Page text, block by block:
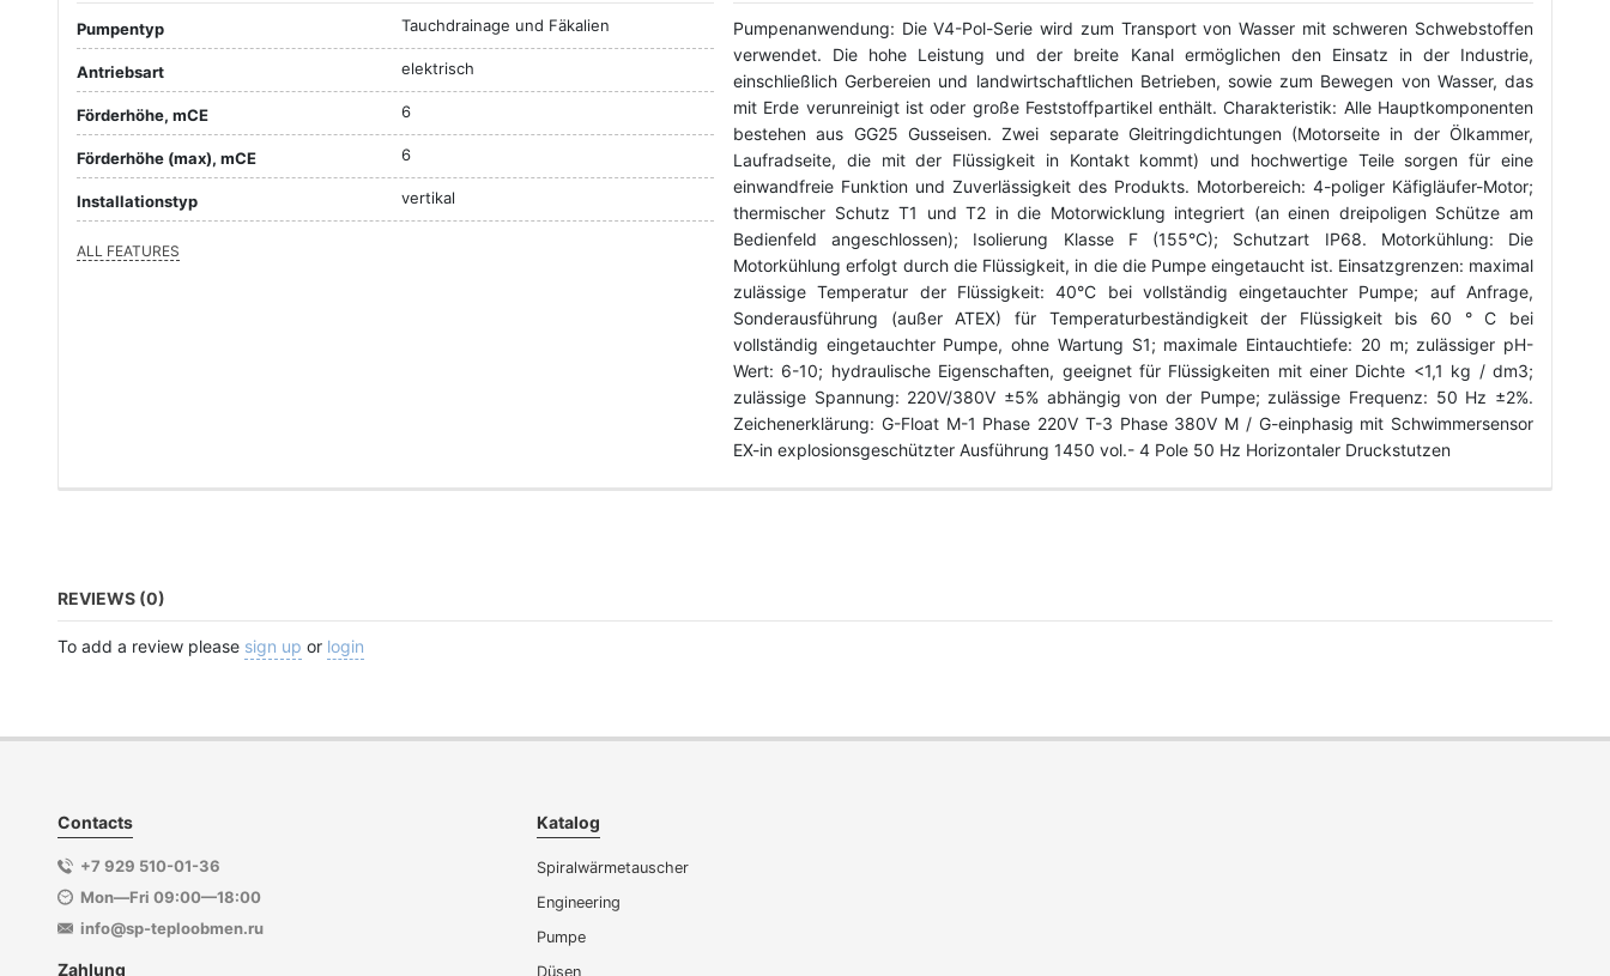
Pumpentyp Tauchdrainage und Fäkalien
Antriebsart elektrisch
Förderhöhe, mCE 6
Förderhöhe (max), mCE 6
Installationstyp vertikal
ALL FEATURES
Pumpenanwendung: Die V4-Pol-Serie wird zum Transport von Wasser mit schweren Schwebstoffen
verwendet. Die hohe Leistung und der breite Kanal ermöglichen den Einsatz in der Industrie,
einschließlich Gerbereien und landwirtschaftlichen Betrieben, sowie zum Bewegen von Wasser, das
mit Erde verunreinigt ist oder große Feststoffpartikel enthält. Charakteristik: Alle Hauptkomponenten
bestehen aus GG25 Gusseisen. Zwei separate Gleitringdichtungen (Motorseite in der Ölkammer,
Laufradseite, die mit der Flüssigkeit in Kontakt kommt) und hochwertige Teile sorgen für eine
einwandfreie Funktion und Zuverlässigkeit des Produkts. Motorbereich: 4-poliger Käfigläufer-Motor;
thermischer Schutz T1 und T2 in die Motorwicklung integriert (an einen dreipoligen Schütze am
Bedienfeld angeschlossen); Isolierung Klasse F (155°C); Schutzart IP68. Motorkühlung: Die
Motorkühlung erfolgt durch die Flüssigkeit, in die die Pumpe eingetaucht ist. Einsatzgrenzen: maximal
zulässige Temperatur der Flüssigkeit: 40°C bei vollständig eingetauchter Pumpe; auf Anfrage,
Sonderausführung (außer ATEX) für Temperaturbeständigkeit der Flüssigkeit bis 60 ° C bei
vollständig eingetauchter Pumpe, ohne Wartung S1; maximale Eintauchtiefe: 20 m; zulässiger pH-
Wert: 6-10; hydraulische Eigenschaften, geeignet für Flüssigkeiten mit einer Dichte <1,1 kg / dm3;
zulässige Spannung: 220V/380V ±5% abhängig von der Pumpe; zulässige Frequenz: 50 Hz ±2%.
Zeichenerklärung: G-Float M-1 Phase 220V T-3 Phase 380V M / G-einphasig mit Schwimmersensor
EX-in explosionsgeschützter Ausführung 1450 vol.- 4 Pole 50 Hz Horizontaler Druckstutzen
REVIEWS (0)
To add a review please sign up or login
Contacts
+7 929 510-01-36
Mon—Fri 09:00—18:00
info@sp-teploobmen.ru
Zahlung
Katalog
Spiralwärmetauscher
Engineering
Pumpe
Düsen